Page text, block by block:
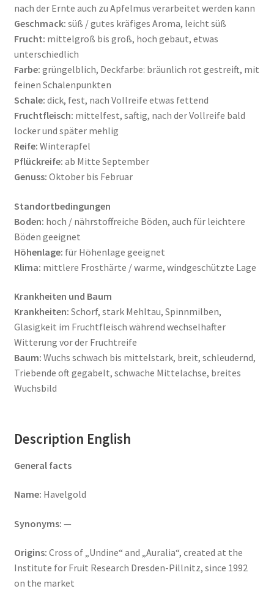
nach der Ernte auch zu Apfelmus verarbeitet werden kann
Geschmack: süß / gutes kräfiges Aroma, leicht süß
Frucht: mittelgroß bis groß, hoch gebaut, etwas
unterschiedlich
Farbe: grüngelblich, Deckfarbe: bräunlich rot gestreift, mit
feinen Schalenpunkten
Schale: dick, fest, nach Vollreife etwas fettend
Fruchtfleisch: mittelfest, saftig, nach der Vollreife bald
locker und später mehlig
Reife: Winterapfel
Pflückreife: ab Mitte September
Genuss: Oktober bis Februar
Standortbedingungen
Boden: hoch / nährstoffreiche Böden, auch für leichtere
Böden geeignet
Höhenlage: für Höhenlage geeignet
Klima: mittlere Frosthärte / warme, windgeschützte Lage
Krankheiten und Baum
Krankheiten: Schorf, stark Mehltau, Spinnmilben,
Glasigkeit im Fruchtfleisch während wechselhafter
Witterung vor der Fruchtreife
Baum: Wuchs schwach bis mittelstark, breit, schleudernd,
Triebende oft gegabelt, schwache Mittelachse, breites
Wuchsbild
Description English
General facts
Name: Havelgold
Synonyms: —
Origins: Cross of „Undine“ and „Auralia“, created at the
Institute for Fruit Research Dresden-Pillnitz, since 1992
on the market